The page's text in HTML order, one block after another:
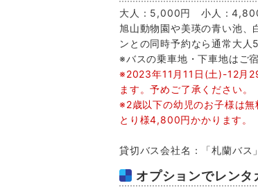
大人：5,000円 小人：
旭山動物園や美瑛の青い池、
ンとの同時予約なら通常大
※バスの乗車地・下車地はご
※2023年11月11日(土)-12月
ます。予めご了承ください。
※2歳以下の幼児のお子様は
とり様4,800円かかります。
貸切バス会社名：「札蘭バス
オプションでレン